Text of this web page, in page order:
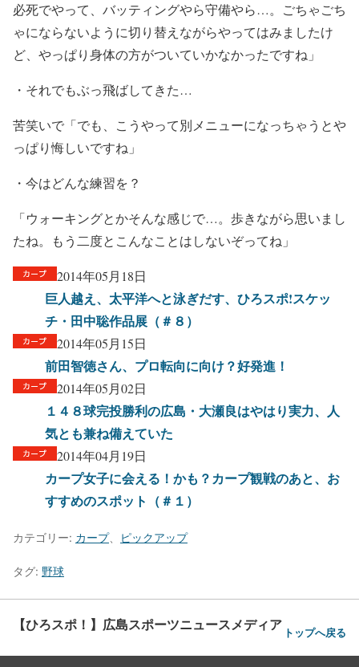
必死でやって、バッティングやら守備やら…。ごちゃごち
ゃにならないように切り替えながらやってはみましたけ
ど、やっぱり身体の方がついていかなかったですね」
・それでもぶっ飛ばしてきた…
苦笑いで「でも、こうやって別メニューになっちゃうとや
っぱり悔しいですね」
・今はどんな練習を？
「ウォーキングとかそんな感じで…。歩きながら思いまし
たね。もう二度とこんなことはしないぞってね」
2014年05月18日
巨人越え、太平洋へと泳ぎだす、ひろスポ!スケッ
チ・田中聡作品展（＃８）
2014年05月15日
前田智徳さん、プロ転向に向け？好発進！
2014年05月02日
１４８球完投勝利の広島・大瀬良はやはり実力、人
気とも兼ね備えていた
2014年04月19日
カープ女子に会える！かも？カープ観戦のあと、お
すすめのスポット（＃１）
カテゴリー: カープ、 ピックアップ
タグ: 野球
【ひろスポ！】広島スポーツニュースメディア トップへ戻る